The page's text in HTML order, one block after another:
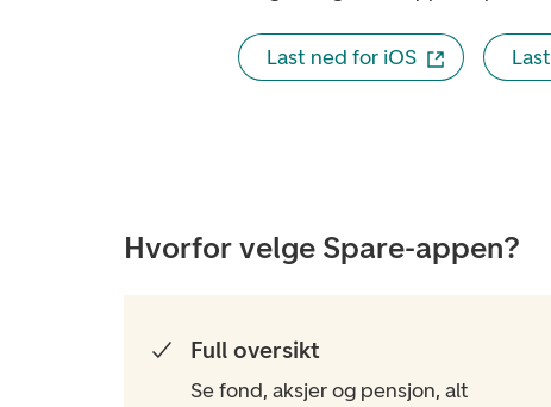
Last ned for iOS
Hvorfor velge Spare-appen?
Full oversikt
Se fond, aksjer og pensjon, alt